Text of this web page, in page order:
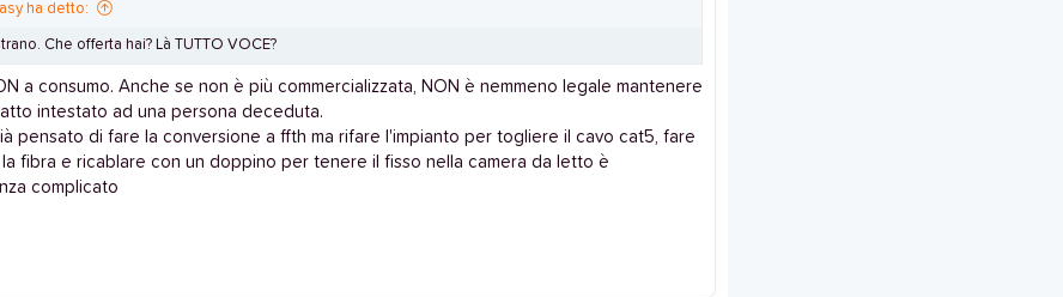
ha detto:
Che offerta hai? Là TUTTO VOCE?
a consumo. Anche se non è più commercializzata, NON è nemmeno legale mantenere
intestato ad una persona deceduta.
pensato di fare la conversione a ffth ma rifare l'impianto per togliere il cavo cat5, fare
fibra e ricablare con un doppino per tenere il fisso nella camera da letto è
complicato